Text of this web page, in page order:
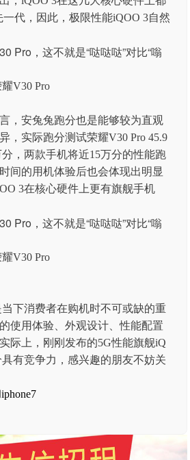
一代，因此，极限性能iQOO 3自然
V30 Pro
，安兔兔跑分也是能够较为直观
，实际跑分测试荣耀V30 Pro 45.9
，两款手机将近15万分的性能跑
间的用机体验后也会体现出明显
3在核心硬件上更有旗舰手机
V30 Pro
下消费者在购机时不可或缺的重
使用体验、外观设计、性能配置
际上，刚刚发布的5G性能旗舰iQ
有竞争力，感兴趣的朋友不妨关